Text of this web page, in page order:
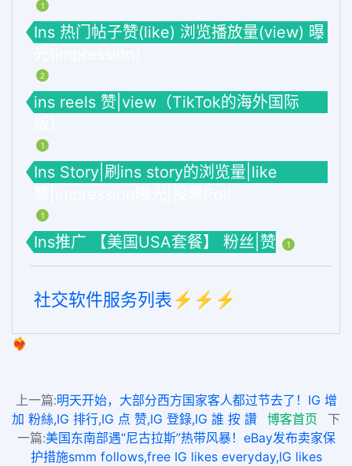
1
Ins 热门帖子赞(like) 浏览播放量(view) 曝
2
ins reels 赞|view（TikTok的海外国际
1
Ins Story|刷ins story的浏览量|like
1
Ins推广 【美国USA套餐】 粉丝|赞 1
社交软件服务列表⚡️⚡️⚡️
❤️‍🔥
上一篇:明天开始，大部分西方国家客人都过节去了！IG 增
加 粉絲,IG 排行,IG 点 赞,IG 登錄,IG 誰 按 讚
博客首页
下
一篇:美国东南部遇“尼古拉斯”热带风暴！eBay发布卖家保
护措施smm follows,free IG likes everyday,IG likes